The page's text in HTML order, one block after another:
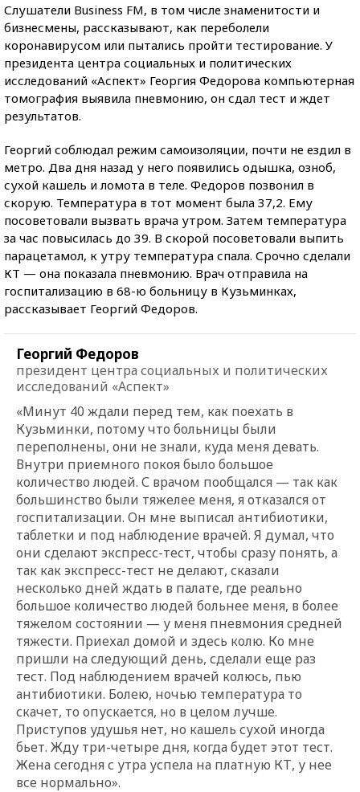
Слушатели Business FM, в том числе знаменитости и
бизнесмены, рассказывают, как переболели
коронавирусом или пытались пройти тестирование. У
президента центра социальных и политических
исследований «Аспект» Георгия Федорова компьютерная
томография выявила пневмонию, он сдал тест и ждет
результатов.
Георгий соблюдал режим самоизоляции, почти не ездил в
метро. Два дня назад у него появились одышка, озноб,
сухой кашель и ломота в теле. Федоров позвонил в
скорую. Температура в тот момент была 37,2. Ему
посоветовали вызвать врача утром. Затем температура
за час повысилась до 39. В скорой посоветовали выпить
парацетамол, к утру температура спала. Срочно сделали
КТ — она показала пневмонию. Врач отправила на
госпитализацию в 68-ю больницу в Кузьминках,
рассказывает Георгий Федоров.
Георгий Федоров
президент центра социальных и политических
исследований «Аспект»
«Минут 40 ждали перед тем, как поехать в
Кузьминки, потому что больницы были
переполнены, они не знали, куда меня девать.
Внутри приемного покоя было большое
количество людей. С врачом пообщался — так как
большинство были тяжелее меня, я отказался от
госпитализации. Он мне выписал антибиотики,
таблетки и под наблюдение врачей. Я думал, что
они сделают экспресс-тест, чтобы сразу понять, а
так как экспресс-тест не делают, сказали
несколько дней ждать в палате, где реально
большое количество людей больнее меня, в более
тяжелом состоянии — у меня пневмония средней
тяжести. Приехал домой и здесь колю. Ко мне
пришли на следующий день, сделали еще раз
тест. Под наблюдением врачей колюсь, пью
антибиотики. Болею, ночью температура то
скачет, то опускается, но в целом лучше.
Приступов удушья нет, но кашель сухой иногда
бьет. Жду три-четыре дня, когда будет этот тест.
Жена сегодня с утра успела на платную КТ, у нее
все нормально».